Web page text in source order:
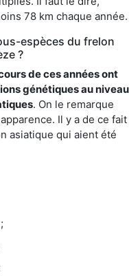
78 km chaque année.
espèces du frelon
?
de ces années ont
génétiques au niveau
. On le remarque
Il y a de ce fait
asiatique qui aient été